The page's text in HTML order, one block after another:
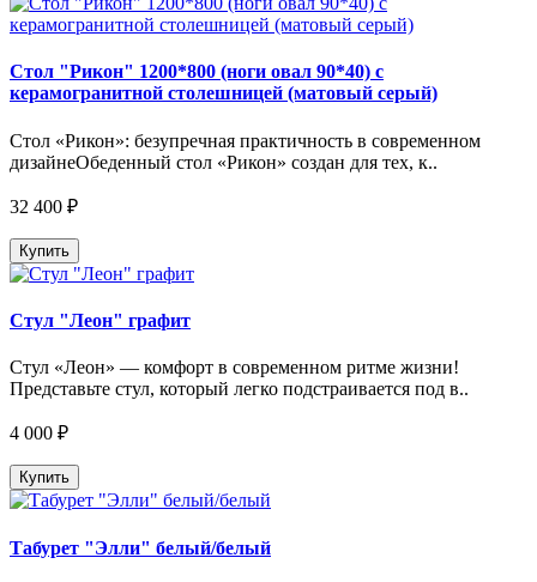
Стол "Рикон" 1200*800 (ноги овал 90*40) с
керамогранитной столешницей (матовый серый)
Стол «Рикон»: безупречная практичность в современном
дизайнеОбеденный стол «Рикон» создан для тех, к..
32 400 ₽
Купить
Стул "Леон" графит
Стул «Леон» — комфорт в современном ритме жизни!
Представьте стул, который легко подстраивается под в..
4 000 ₽
Купить
Табурет "Элли" белый/белый